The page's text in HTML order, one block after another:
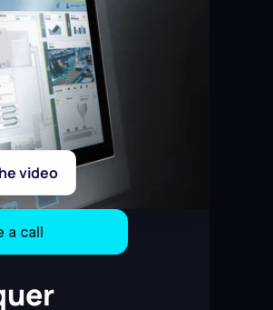
video
a call
a call